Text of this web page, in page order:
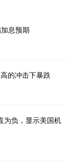
息预期
的冲击下暴跌
为负，显示美国机